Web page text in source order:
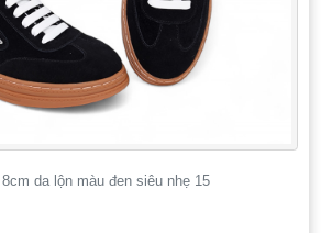
da lộn màu đen siêu nhẹ 15